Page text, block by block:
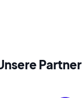
Partner